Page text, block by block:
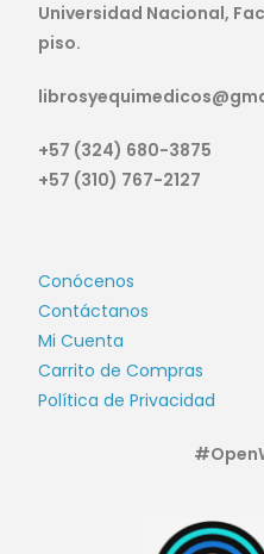
Universidad Nacional,
piso.
+57 (324) 680-3875
+57 (310) 767-2127
Conócenos
Contáctanos
Mi Cuenta
Carrito de Compras
Política de Privacidad